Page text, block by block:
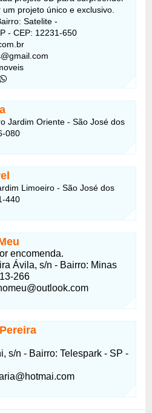
projeto único e exclusivo.
Satelite -
- CEP: 12231-650
Jardim Oriente - São José dos
080
Limoeiro - São José dos
440
encomenda.
Ávila, s/n - Bairro: Minas
266
s/n - Bairro: Telespark - SP -